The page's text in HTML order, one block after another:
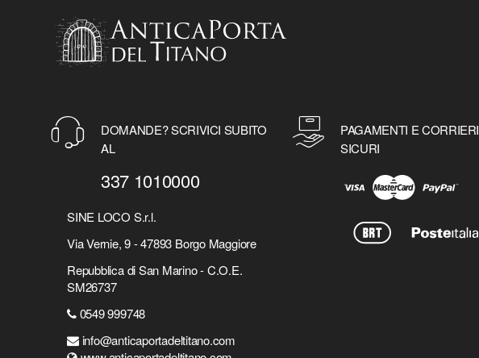
DOMANDE? SCRIVICI SUBITO
AL
337 1010000
SINE LOCO S.r.l.
Via Vernie, 9 - 47893 Borgo Maggiore
Repubblica di San Marino - C.O.E.
SM26737
0549 999748
info@anticaportadeltitano.com
PAGAMENTI E CORRIERI
SICURI